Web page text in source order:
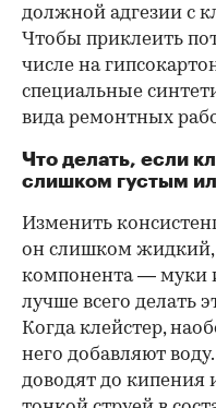
должной адгезии с
Чтобы приклеить
числе на
специальные
вида ремонтных
Что делать, если
слишком густым
Изменить
он слишком жидкий,
компонента — муки
лучше всего делать
Когда клейстер,
него добавляют
доводят до кипения